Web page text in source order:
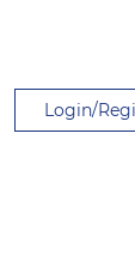
Login/